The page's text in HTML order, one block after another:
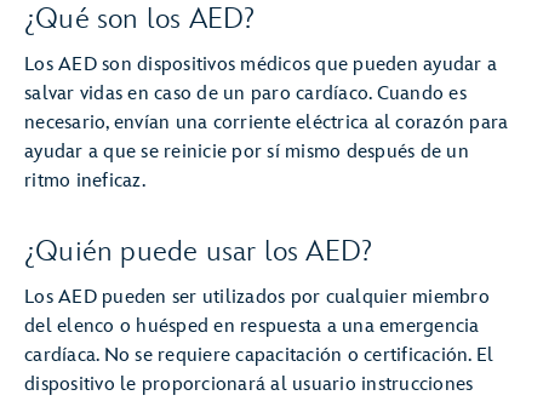
¿Qué son los AED?
Los AED son dispositivos médicos que pueden ayudar a
salvar vidas en caso de un paro cardíaco. Cuando es
necesario, envían una corriente eléctrica al corazón para
ayudar a que se reinicie por sí mismo después de un
ritmo ineficaz.
¿Quién puede usar los AED?
Los AED pueden ser utilizados por cualquier miembro
del elenco o huésped en respuesta a una emergencia
cardíaca. No se requiere capacitación o certificación. El
dispositivo le proporcionará al usuario instrucciones